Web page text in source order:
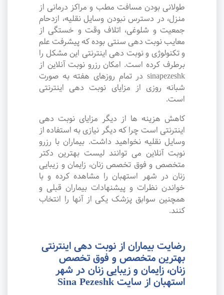
طولانی بودن مسافت مطب و مراکز درمانی از
منزل، در دسترس نبودن وسایل نقلیه، ازدحام
جمعیت و شلوغی، اتلاف وقت و خستگی از
معایب نوبت دهی سنتی بوده که پیشرفت علم
و تکنولوژی و نوبت دهی اینترنتی این مشکل را
برطرف کرده است. امکان رزرو نوبت آنلاین از
sinapezeshk در تمام روزهای هفته به صورت
شبانه روزی از مزایای نوبت دهی اینترنتی
است.
کاهش هزینه ها از دیگر مزایای نوبت دهی
اینترنتی است چرا که دیگر نیازی به استفاده از
وسایل نقلیه نخواهید داشت. بیماران با رزرو
نوبت آنلاین می توانند لیست بهترین دکتر
متخصص و فوق تخصص زنان، زایمان و زیبایی
زنان در شهر استهبان را مشاهده کرده و با
خواندن نظرات و پیشنهادات بیماران قبلی و
همچنین سوابق پزشک یکی از آنها را انتخاب
کنند.
رضایت بیماران از نوبت دهی اینترنتی
بهترین متخصص و فوق تخصص
زنان، زایمان و زیبایی زنان در شهر
استهبان از سایت Sina Pezeshk